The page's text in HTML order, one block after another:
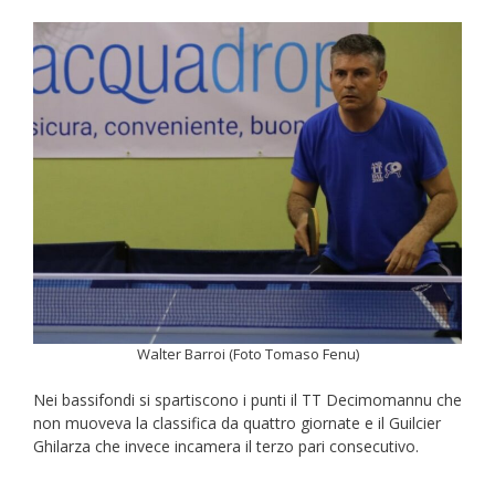
Walter Barroi (Foto Tomaso Fenu)
Nei bassifondi si spartiscono i punti il TT Decimomannu che
non muoveva la classifica da quattro giornate e il Guilcier
Ghilarza che invece incamera il terzo pari consecutivo.